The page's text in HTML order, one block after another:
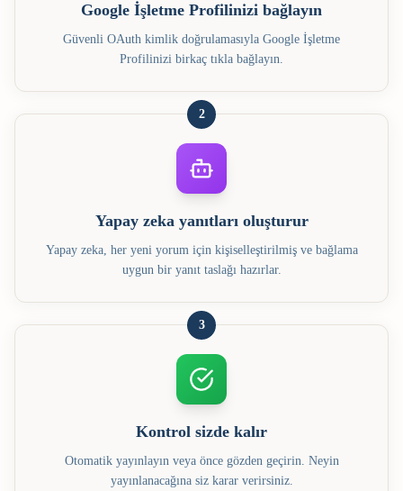
Google İşletme Profilinizi bağlayın
Güvenli OAuth kimlik doğrulamasıyla Google İşletme
Profilinizi birkaç tıkla bağlayın.
2
Yapay zeka yanıtları oluşturur
Yapay zeka, her yeni yorum için kişiselleştirilmiş ve bağlama
uygun bir yanıt taslağı hazırlar.
3
Kontrol sizde kalır
Otomatik yayınlayın veya önce gözden geçirin. Neyin
yayınlanacağına siz karar verirsiniz.